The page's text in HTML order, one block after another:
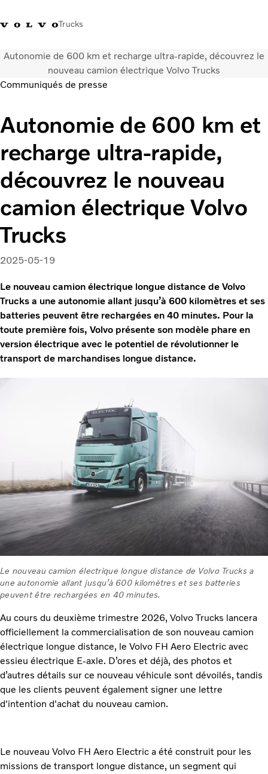
Trucks
+41 21 867 00 11 Volvo Merchandise ShopLog inSuisseGerman
Electrique
Configurateur
Services
Carrières
Localisation du réseau
News
Notre société
Autonomie de 600 km et recharge ultra-rapide, découvrez le
nouveau camion électrique Volvo Trucks
Communiqués de presse
Autonomie de 600 km et
recharge ultra-rapide,
découvrez le nouveau
camion électrique Volvo
Trucks
2025-05-19
Le nouveau camion électrique longue distance de Volvo
Trucks a une autonomie allant jusqu’à 600 kilomètres et ses
batteries peuvent être rechargées en 40 minutes. Pour la
toute première fois, Volvo présente son modèle phare en
version électrique avec le potentiel de révolutionner le
transport de marchandises longue distance.
Le nouveau camion électrique longue distance de Volvo Trucks a
une autonomie allant jusqu’à 600 kilomètres et ses batteries
peuvent être rechargées en 40 minutes.
Au cours du deuxième trimestre 2026, Volvo Trucks lancera
officiellement la commercialisation de son nouveau camion
électrique longue distance, le Volvo FH Aero Electric avec
essieu électrique E-axle. D’ores et déjà, des photos et
d’autres détails sur ce nouveau véhicule sont dévoilés, tandis
que les clients peuvent également signer une lettre
d'intention d'achat du nouveau camion.
Le nouveau Volvo FH Aero Electric a été construit pour les
missions de transport longue distance, un segment qui